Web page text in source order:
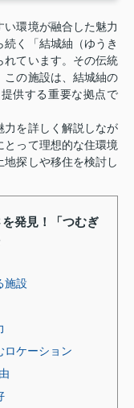
環境が融合した魅力
く「結城紬（ゆうき
れています。その伝統
この施設は、結城紬の
供する重要な拠点で
力を詳しく解説しなが
とって理想的な住環境
探しや移住を検討し
を発見！「つむぎ
施設
ロケーション